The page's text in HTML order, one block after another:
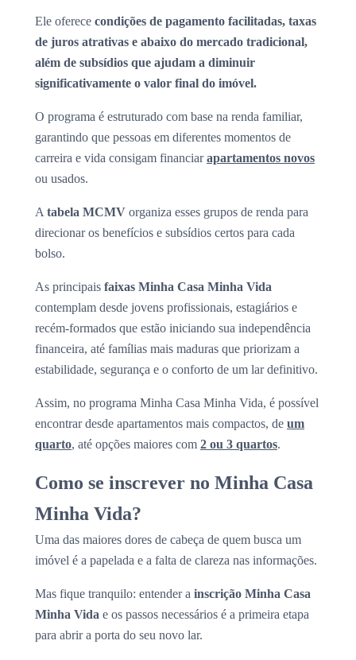
Ele oferece condições de pagamento facilitadas, taxas
de juros atrativas e abaixo do mercado tradicional,
além de subsídios que ajudam a diminuir
significativamente o valor final do imóvel.
O programa é estruturado com base na renda familiar,
garantindo que pessoas em diferentes momentos de
carreira e vida consigam financiarapartamentos novos
ou usados.
A tabela MCMV organiza esses grupos de renda para
direcionar os benefícios e subsídios certos para cada
bolso.
As principais faixas Minha Casa Minha Vida
contemplam desde jovens profissionais, estagiários e
recém-formados que estão iniciando sua independência
financeira, até famílias mais maduras que priorizam a
estabilidade, segurança e o conforto de um lar definitivo.
Assim, no programa Minha Casa Minha Vida, é possível
encontrar desde apartamentos mais compactos, de um
quarto, até opções maiores com 2 ou 3 quartos.
Como se inscrever no Minha Casa
Minha Vida?
Uma das maiores dores de cabeça de quem busca um
imóvel é a papelada e a falta de clareza nas informações.
Mas fique tranquilo: entender a inscrição Minha Casa
Minha Vida e os passos necessários é a primeira etapa
para abrir a porta do seu novo lar.